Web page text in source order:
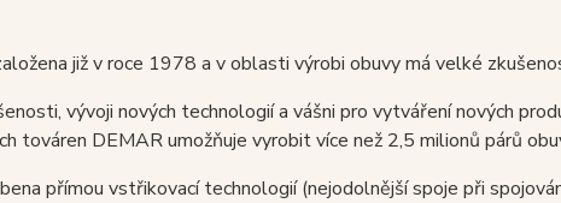
již v roce 1978 a v oblasti výrobi obuvy má velké
vývoji nových technologií a vášni pro vytváření nových
továren DEMAR umožňuje vyrobit více než 2,5 milionů párů
přímou vstřikovací technologií (nejodolnější spoje při